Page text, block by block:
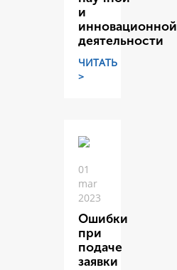
и
инновационной
деятельности
ЧИТАТЬ
>
01
mar
2023
Ошибки
при
подаче
заявки